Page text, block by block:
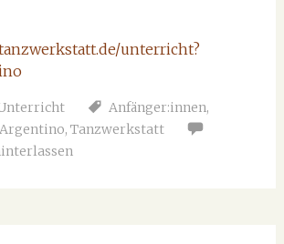
unterricht?
Anfänger:innen,
, Tanzwerkstatt